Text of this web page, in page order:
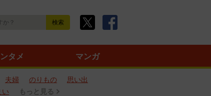
タメ マンガ
夫婦 のりもの
思い出
い もっと見る